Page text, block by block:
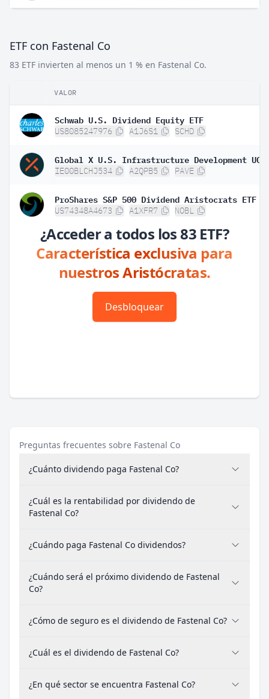
ETF con Fastenal Co
83 ETF invierten al menos un 1 % en Fastenal Co.
VALOR
Schwab U.S. Dividend Equity ETF
US8085247976 A1J6S1 SCHD
IE00BLCHJ534 A2QPB5 PAVE
ProShares S&P 500 Dividend Aristocrats ETF
US74348A4673 A1XFR7 NOBL
¿Acceder a todos los 83 ETF?
Característica exclusiva para
nuestros Aristócratas.
Desbloquear
Preguntas frecuentes sobre Fastenal Co
¿Cuánto dividendo paga Fastenal Co?
¿Cuál es la rentabilidad por dividendo de
Fastenal Co?
¿Cuándo paga Fastenal Co dividendos?
¿Cuándo será el próximo dividendo de Fastenal
Co?
¿Cómo de seguro es el dividendo de Fastenal Co?
¿Cuál es el dividendo de Fastenal Co?
¿En qué sector se encuentra Fastenal Co?